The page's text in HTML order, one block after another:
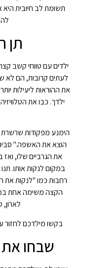
תשומת לב חיובית היא
תן
ילדים עם טווחי קשב
לעתים קרובות, הם לא
את ההוראות ליעילות
ילדך. כבו את
הימנע מפקודות שרשרת
הוצא את האשפה."
את הגרביים שלו,
במקום לנקות אותו.
רחבות כמו "לנקות את
הקצה משימה אחת
לארון,
בקשו מילדכם לחזור
שבחו